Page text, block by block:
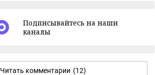
Подписывайтесь на наши
каналы
Читать комментарии (12)